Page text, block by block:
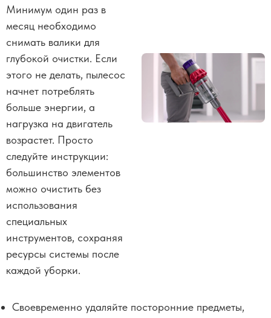
Минимум один раз в
месяц необходимо
снимать валики для
глубокой очистки. Если
этого не делать, пылесос
начнет потреблять
больше энергии, а
нагрузка на двигатель
возрастет. Просто
следуйте инструкции:
большинство элементов
можно очистить без
использования
специальных
инструментов, сохраняя
ресурсы системы после
каждой уборки.
Своевременно удаляйте посторонние предметы,